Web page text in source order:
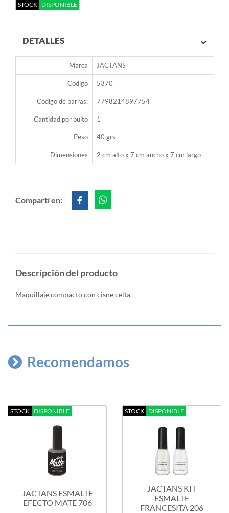
STOCK DISPONIBLE
DETALLES
Marca JACTANS
Código 5370
Código de barras: 7798214897754
Cantidad por bulto 1
Peso 40 grs
Dimensiones 2 cm alto x 7 cm ancho x 7 cm largo
Compartí en:
Descripción del producto
Maquillaje compacto con cisne celta.
Recomendamos
STOCK DISPONIBLE
JACTANS ESMALTE
EFECTO MATE 706
STOCK DISPONIBLE
JACTANS KIT
ESMALTE
FRANCESITA 206